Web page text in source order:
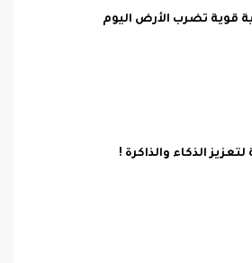
قوية تضرب الأرض اليوم
الذكاء والذاكرة !